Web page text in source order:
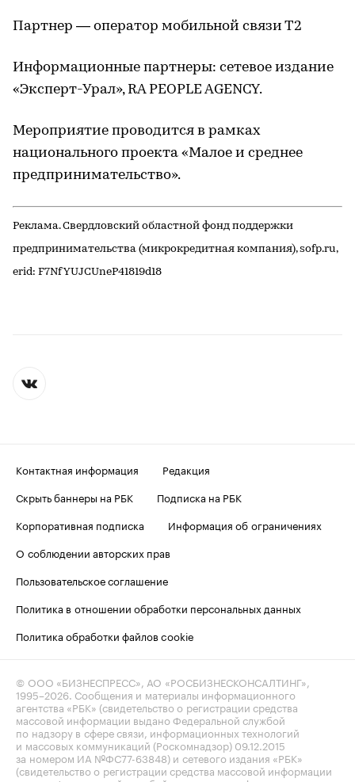
Партнер — оператор мобильной связи Т2
Информационные партнеры: сетевое издание
«Эксперт-Урал», RA PEOPLE AGENCY.
Мероприятие проводится в рамках
национального проекта «Малое и среднее
предпринимательство».
Реклама. Свердловский областной фонд поддержки
предпринимательства (микрокредитная компания), sofp.ru,
erid: F7NfYUJCUneP41819d18
Контактная информация
Редакция
Скрыть баннеры на РБК
Подписка на РБК
Корпоративная подписка
Информация об ограничениях
О соблюдении авторских прав
Пользовательское соглашение
Политика в отношении обработки персональных данных
Политика обработки файлов cookie
© ООО «БИЗНЕСПРЕСС», АО «РОСБИЗНЕСКОНСАЛТИНГ»,
1995–2026 . Сообщения и материалы информационного
агентства «РБК» (свидетельство о регистрации средства
массовой информации выдано Федеральной службой
по надзору в сфере связи, информационных технологий
и массовых коммуникаций (Роскомнадзор) 09.12.2015
за номером ИА №ФС77-63848) и сетевого издания «РБК»
(свидетельство о регистрации средства массовой информации